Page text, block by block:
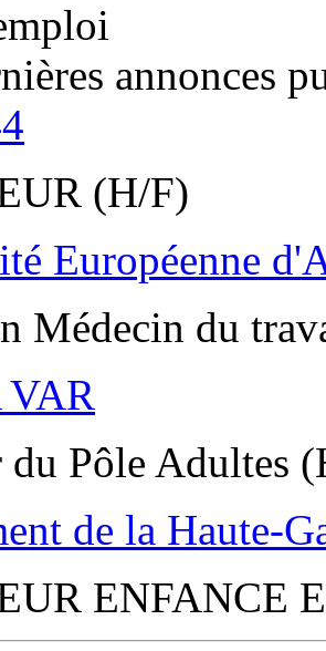
annonces
(H/F)
Européenne
Médecin du
du Pôle Adultes
de la Haute-
ENFANCE